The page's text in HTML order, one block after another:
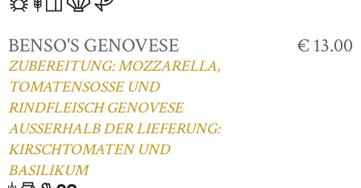
BENSO'S GENOVESE
ZUBEREITUNG: MOZZARELLA,
TOMATENSOSSE UND
RINDFLEISCH GENOVESE
AUSSERHALB DER LIEFERUNG:
KIRSCHTOMATEN UND
BASILIKUM
€ 13.00